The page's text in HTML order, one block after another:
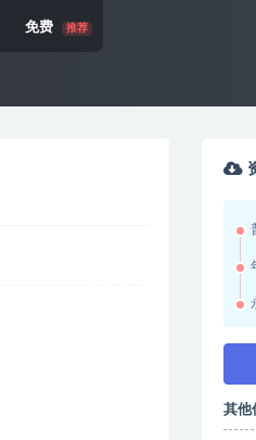
免费 推荐
其他